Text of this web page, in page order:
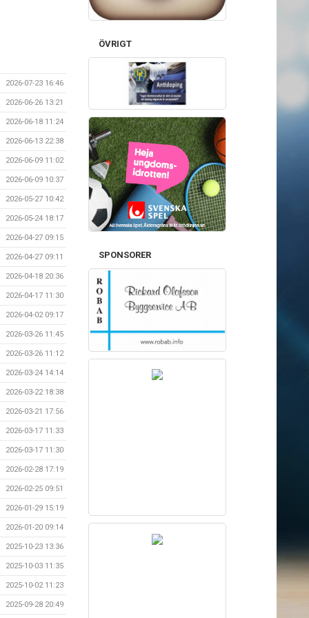
2026-07-23 16:46
2026-06-26 13:21
2026-06-18 11:24
2026-06-13 22:38
2026-06-09 11:02
2026-06-09 10:37
2026-05-27 10:42
2026-05-24 18:17
2026-04-27 09:15
2026-04-27 09:11
2026-04-18 20:36
2026-04-17 11:30
2026-04-02 09:17
2026-03-26 11:45
2026-03-26 11:12
2026-03-24 14:14
2026-03-22 18:38
2026-03-21 17:56
2026-03-17 11:33
2026-03-17 11:30
2026-02-28 17:19
2026-02-25 09:51
2026-01-29 15:19
2026-01-20 09:14
2025-10-23 13:36
2025-10-03 11:35
2025-10-02 11:23
2025-09-28 20:49
ÖVRIGT
SPONSORER